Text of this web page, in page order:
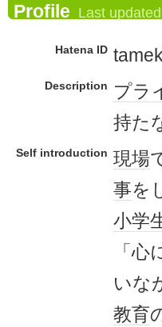
Profile Last
Hatena ID
Description プラ
持た
Self introduction 現場
事を
小学
「心
いな
教育